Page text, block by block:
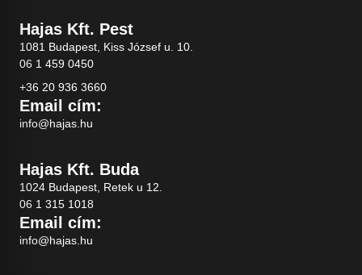
Hajas Kft. Pest
1081 Budapest, Kiss József u. 10.
06 1 459 0450
+36 20 936 3660
Email cím:
info@hajas.hu
Hajas Kft. Buda
1024 Budapest, Retek u 12.
06 1 315 1018
Email cím:
info@hajas.hu